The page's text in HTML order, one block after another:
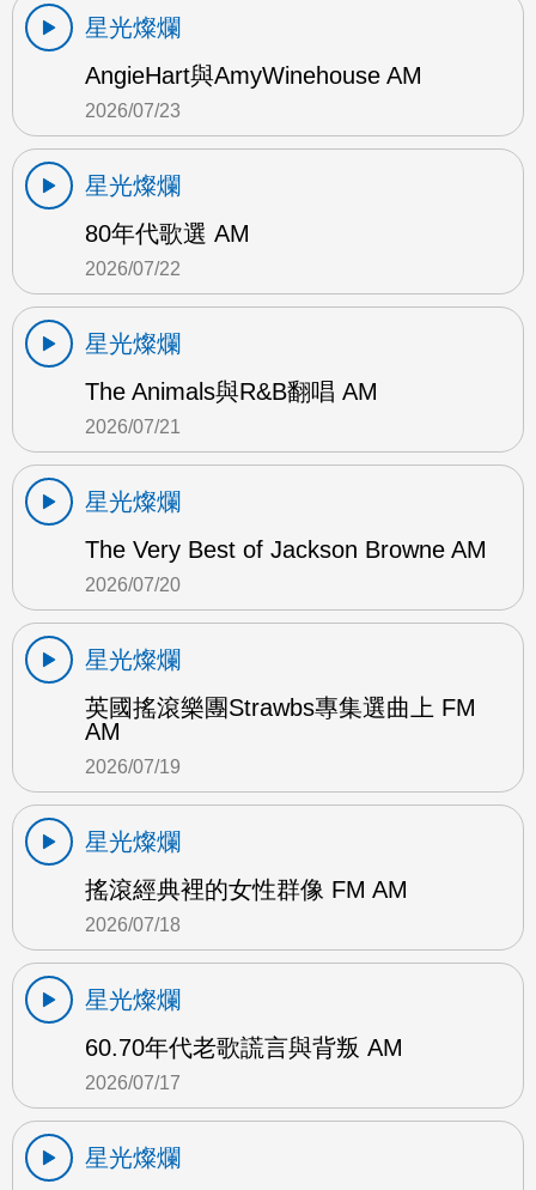
星光燦爛
AngieHart與AmyWinehouse AM
2026/07/23
星光燦爛
80年代歌選 AM
2026/07/22
星光燦爛
The Animals與R&B翻唱 AM
2026/07/21
星光燦爛
The Very Best of Jackson Browne AM
2026/07/20
星光燦爛
英國搖滾樂團Strawbs專集選曲上 FM
AM
2026/07/19
星光燦爛
搖滾經典裡的女性群像 FM AM
2026/07/18
星光燦爛
60.70年代老歌謊言與背叛 AM
2026/07/17
星光燦爛